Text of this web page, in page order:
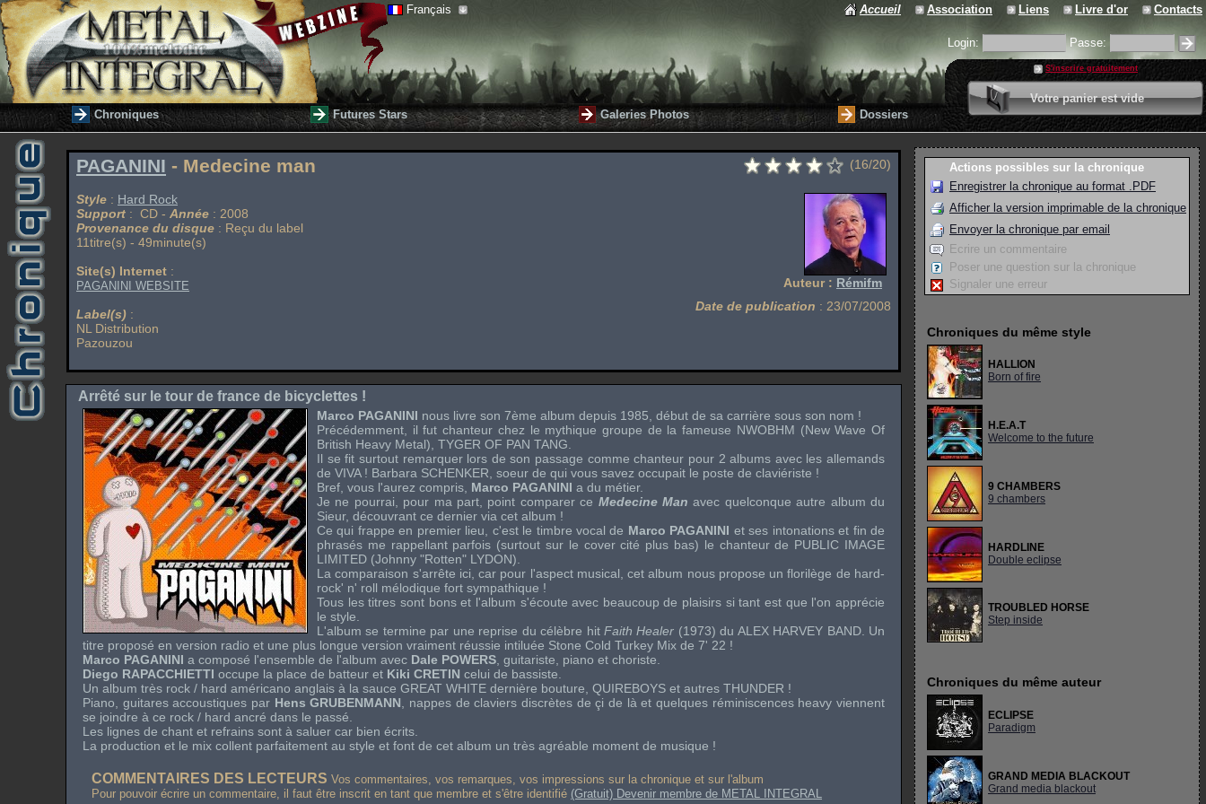
Français Accueil Association Liens Livre d'or Contacts
Login: Passe:
S'inscrire gratuitement
Votre panier est vide
0 article
Valider votre panier
Chroniques Futures Stars Galeries Photos Dossiers
PAGANINI - Medecine man
Style : Hard Rock
Support : CD - Année : 2008
Provenance du disque : Reçu du label
11titre(s) - 49minute(s)
Site(s) Internet :
PAGANINI WEBSITE
Label(s) :
NL Distribution
Pazouzou
(16/20)
Auteur : Rémifm
Date de publication : 23/07/2008
Arrêté sur le tour de france de bicyclettes !
Marco PAGANINI nous livre son 7ème album depuis 1985, début de sa carrière sous son nom !
Précédemment, il fut chanteur chez le mythique groupe de la fameuse NWOBHM (New Wave Of
British Heavy Metal), TYGER OF PAN TANG
Il se fit surtout remarquer lors de son passage comme chanteur pour 2 albums avec les allemands
de VIVA! Barbara SCHENKER, soeur de qui vous savez occupait le poste de claviériste !
Bref, vous l'aurez compris, Marco PAGANINI a du métier.
Je ne pourrai, pour ma part, point comparer ce Medecine Man avec quelconque autre album du
Sieur, découvrant ce dernier via cet album !
Ce qui frappe en premier lieu, c'est le timbre vocal de Marco PAGANINI et ses intonations et fin de
phrasés me rappellant parfois (surtout sur le cover cité plus bas) le chanteur de PUBLIC IMAGE
LIMITED (Johnny "Rotten" LYDON).
La comparaison s'arrête ici, car pour l'aspect musical, cet album nous propose un florilège de hard-
rock' n' roll mélodique fort sympathique !
Tous les titres sont bons et l'album s'écoute avec beaucoup de plaisirs si tant est que l'on apprécie
le style.
L'album se termine par une reprise du célèbre hit Faith Healer (1973) du ALEX HARVEY BAND. Un
titre proposé en version radio et une plus longue version vraiment réussie intiluée Stone Cold Turkey Mix de 7' 22 !
Marco PAGANINI a composé l'ensemble de l'album avec Dale POWERS , guitariste, piano et choriste.
Diego RAPACCHIETTI occupe la place de batteur et Kiki CRETIN celui de bassiste.
Un album très rock / hard américano anglais à la sauce GREAT WHITE dernière bouture, QUIREBOYS et autres THUNDER !
Piano, guitares accoustiques par Hens GRUBENMANN , nappes de claviers discrètes de çi de là et quelques réminiscences heavy viennent
se joindre à ce rock / hard ancré dans le passé.
Les lignes de chant et refrains sont à saluer car bien écrits.
La production et le mix collent parfaitement au style et font de cet album un très agréable moment de musique !
COMMENTAIRES DES LECTEURS Vos commentaires, vos remarques, vos impressions sur la chronique et sur l'album
Pour pouvoir écrire un commentaire, il faut être inscrit en tant que membre et s'être identifié (Gratuit) Devenir membre de METAL INTEGRAL
Actions possibles sur la chronique
Enregistrer la chronique au format .PDF
Afficher la version imprimable de la chronique
Envoyer la chronique par email
Ecrire un commentaire
Poser une question sur la chronique
Signaler une erreur
Chroniques du même style
HALLION
Born of fire
H.E.A.T
Welcome to the future
9 CHAMBERS
9 chambers
HARDLINE
Double eclipse
TROUBLED HORSE
Step inside
Chroniques du même auteur
ECLIPSE
Paradigm
GRAND MEDIA BLACKOUT
Grand media blackout